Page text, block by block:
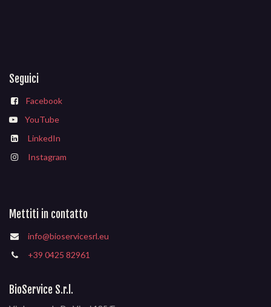
Seguici
Facebook
YouTube
LinkedIn
Instagram
Mettiti in contatto
info@bioservicesrl.eu
+39 0425 82961
BioService S.r.l.